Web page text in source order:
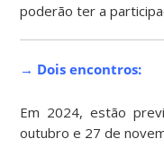
poderão ter a
→ Dois encontros:
Em 2024, estão
outubro e 27 de